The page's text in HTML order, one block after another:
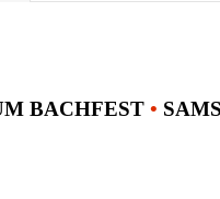
BACHFEST •